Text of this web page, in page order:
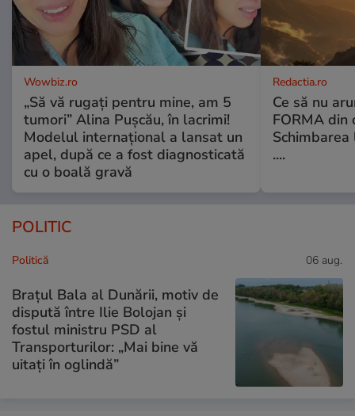
Wowbiz.ro
„Să vă rugați pentru mine, am 5
tumori” Alina Pușcău, în lacrimi!
Modelul internațional a lansat un
apel, după ce a fost diagnosticată
cu o boală gravă
Redactia.ro
Ce să nu
FORMA din
Schimbarea
....
POLITIC
Politică 06 aug.
Brațul Bala al Dunării, motiv de
dispută între Ilie Bolojan și
fostul ministru PSD al
Transporturilor: „Mai bine vă
uitați în oglindă”